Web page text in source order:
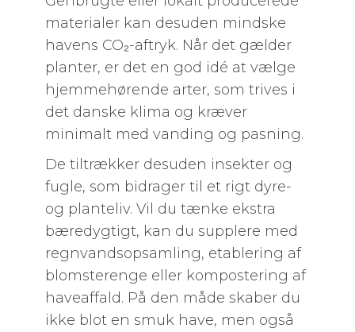
materialer kan desuden mindske
havens CO₂-aftryk. Når det gælder
planter, er det en god idé at vælge
hjemmehørende arter, som trives i
det danske klima og kræver
minimalt med vanding og pasning.
De tiltrækker desuden insekter og
fugle, som bidrager til et rigt dyre-
og planteliv. Vil du tænke ekstra
bæredygtigt, kan du supplere med
regnvandsopsamling, etablering af
blomsterenge eller kompostering af
haveaffald. På den måde skaber du
ikke blot en smuk have, men også